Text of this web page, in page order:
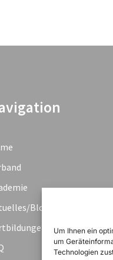
Um Ihnen ein
um
Technologien
Blog
& Termine